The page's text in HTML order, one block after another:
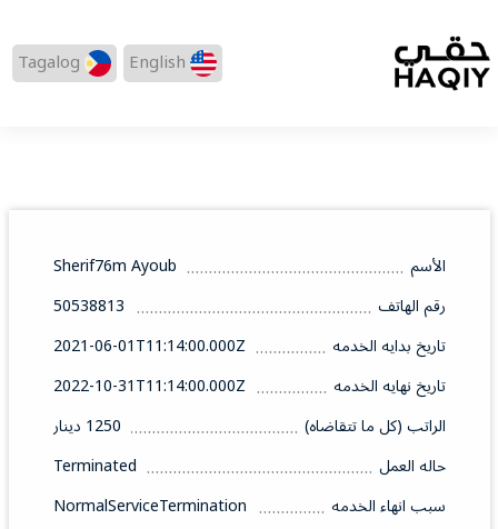
English
Tagalog
الأسم
Sherif76m Ayoub
رقم الهاتف
50538813
تاريخ بدايه الخدمه
2021-06-01T11:14:00.000Z
تاريخ نهايه الخدمه
2022-10-31T11:14:00.000Z
الراتب (كل ما تتقاضاه)
1250 دينار
حاله العمل
Terminated
سبب انهاء الخدمه
NormalServiceTermination